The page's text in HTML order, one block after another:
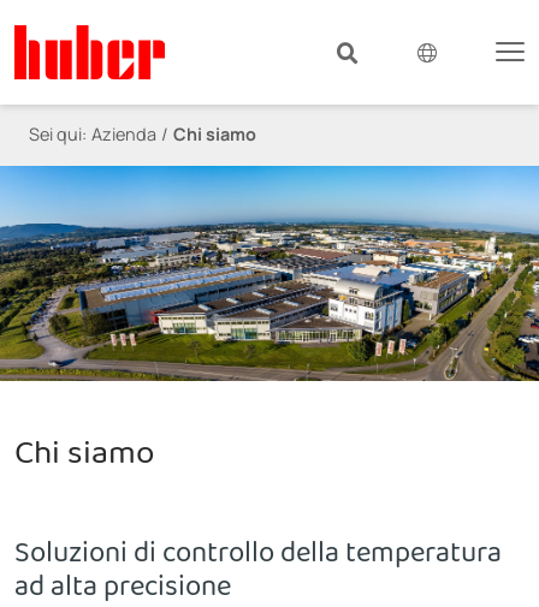
Sei qui: Azienda Chi siamo
Chi siamo
Soluzioni di controllo della temperatura
ad alta precisione